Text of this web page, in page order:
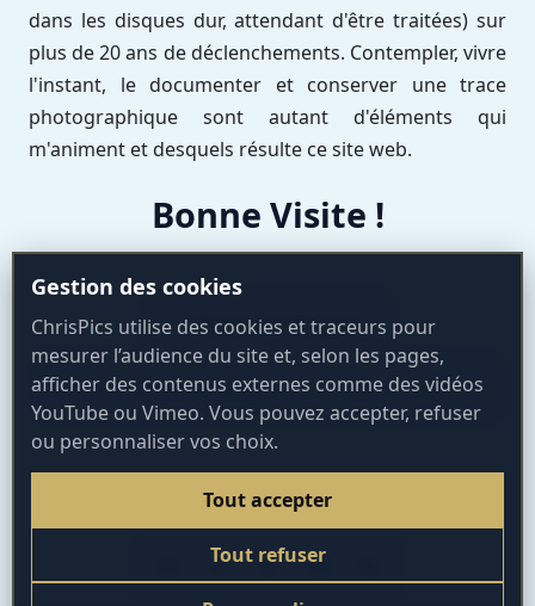
dans les disques dur, attendant d'être traitées) sur
plus de 20 ans de déclenchements. Contempler, vivre
l'instant, le documenter et conserver une trace
photographique sont autant d'éléments qui
m'animent et desquels résulte ce site web.
Bonne Visite !
« Retour à l'accueil
Vers le Monde Urbain » Vers le Ciel »
REJOIGNEZ-MOI AILLEURS
Gestion des cookies
ChrisPics utilise des cookies et traceurs pour
mesurer l’audience du site et, selon les pages,
afficher des contenus externes comme des vidéos
YouTube ou Vimeo. Vous pouvez accepter, refuser
ou personnaliser vos choix.
Tout accepter
Tout refuser